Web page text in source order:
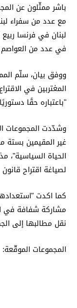
باشر ممثّلون عن
مع عدد من سفراء
لبنان في فرنسا
في عدد من العواصم
ووفق بيان، سلّم
المغتربين في
"باعتباره حقًا
وشدّدت المجموعات
غير المقيمين بستة
الحياة السياسية"،
لصياغة اقتراح
كما اكدت
مشاركة شفافة في
نقل مطالبها إلى
المجموعات الموقّعة: